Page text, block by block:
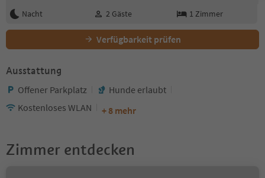
Nacht
2 Gäste 1 Zimmer
Verfügbarkeit prüfen
Ausstattung
Offener Parkplatz
Hunde erlaubt
Kostenloses WLAN
+ 8 mehr
Zimmer entdecken